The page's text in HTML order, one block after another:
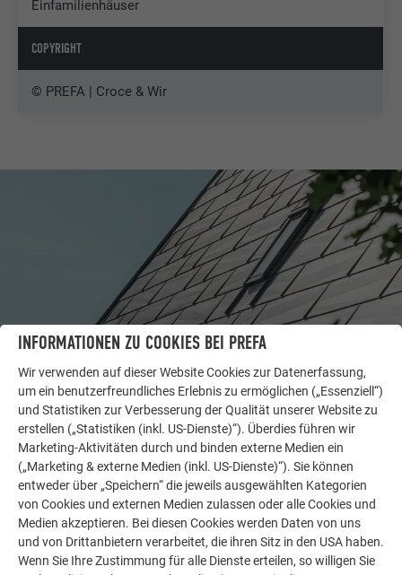
Einfamilienhäuser
COPYRIGHT
© PREFA | Croce & Wir
LASSEN SIE SICH INSPIRIEREN
WEITERE OBJEKTE
Die PREFA Referenzgalerie zeigt, wie vielseitig
Aluminium eingesetzt werden kann. Entdecken Sie
weitere beeindruckende Projekte mit den langlebigen
PREFA Aluminiumlösungen für Dach, Solar und
Fassade.
INFORMATIONEN ZU COOKIES BEI PREFA
Wir verwenden auf dieser Website Cookies zur Datenerfassung,
um ein benutzerfreundliches Erlebnis zu ermöglichen („Essenziell“)
und Statistiken zur Verbesserung der Qualität unserer Website zu
erstellen („Statistiken (inkl. US-Dienste)“). Überdies führen wir
Marketing-Aktivitäten durch und binden externe Medien ein
(„Marketing & externe Medien (inkl. US-Dienste)“). Sie können
entweder über „Speichern“ die jeweils ausgewählten Kategorien
von Cookies und externen Medien zulassen oder alle Cookies und
Medien akzeptieren. Bei diesen Cookies werden Daten von uns
und von Drittanbietern verarbeitet, die ihren Sitz in den USA haben.
Wenn Sie Ihre Zustimmung für alle Dienste erteilen, so willigen Sie